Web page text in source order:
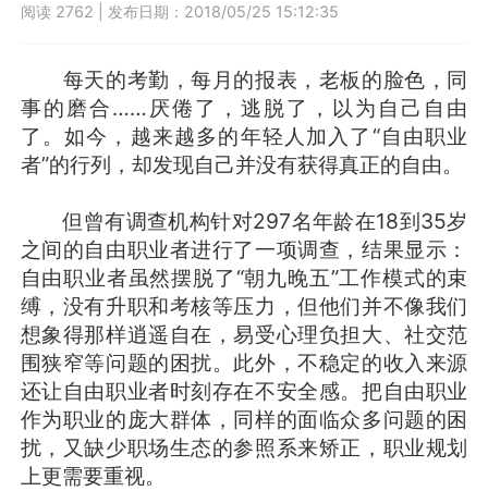
阅读 2762 发布日期：2018/05/25 15:12:35
每天的考勤，每月的报表，老板的脸色，同
事的磨合……厌倦了，逃脱了，以为自己自由
了。如今，越来越多的年轻人加入了“自由职业
者”的行列，却发现自己并没有获得真正的自由。
但曾有调查机构针对297名年龄在18到35岁
之间的自由职业者进行了一项调查，结果显示：
自由职业者虽然摆脱了“朝九晚五”工作模式的束
缚，没有升职和考核等压力，但他们并不像我们
想象得那样逍遥自在，易受心理负担大、社交范
围狭窄等问题的困扰。此外，不稳定的收入来源
还让自由职业者时刻存在不安全感。把自由职业
作为职业的庞大群体，同样的面临众多问题的困
扰，又缺少职场生态的参照系来矫正，职业规划
上更需要重视。